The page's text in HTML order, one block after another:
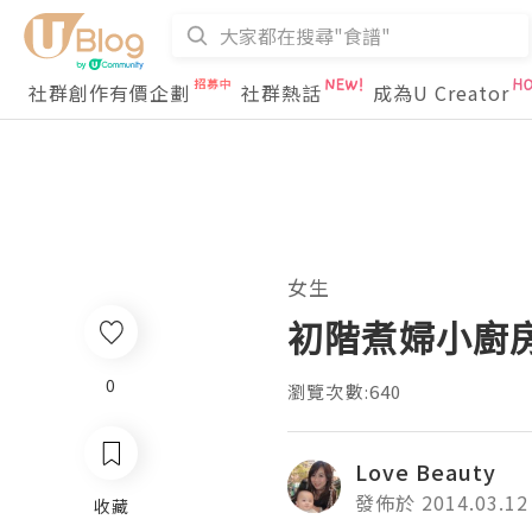
社群創作有價企劃 社群熱話 成為U Creator
0
收藏
女生
初階煮婦小廚
瀏覽次數:640
Love Beauty
發佈於 2014.03.12